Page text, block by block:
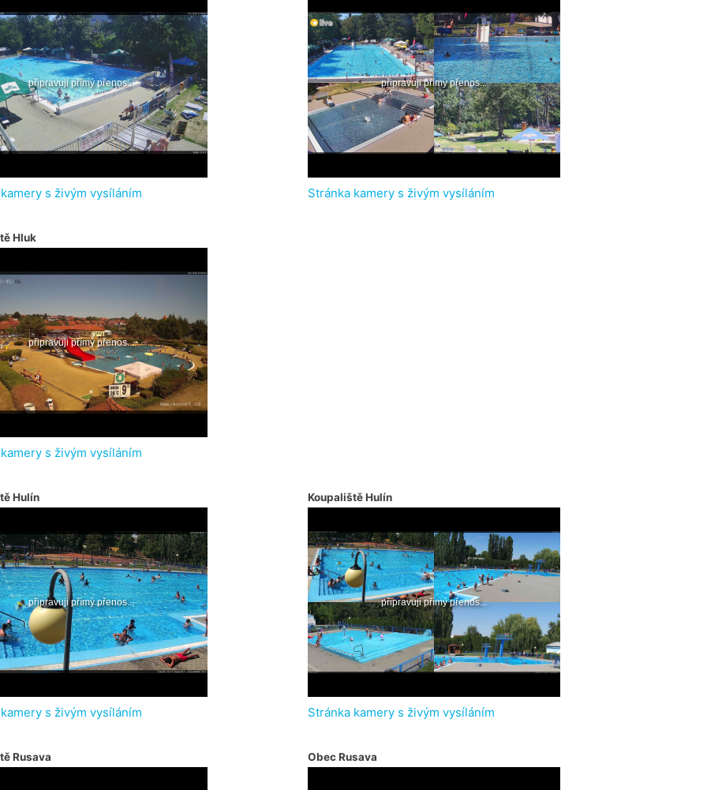
s živým vysíláním Stránka kamery s živým vysíláním
Hluk
s živým vysíláním
Hulín
s živým vysíláním
Koupaliště Hulín
Stránka kamery s živým vysíláním
Rusava Obec Rusava